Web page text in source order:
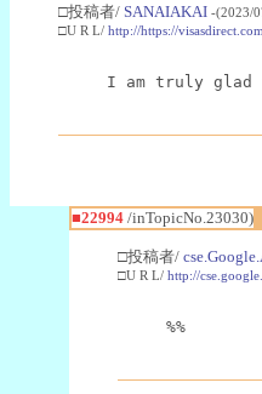
□投稿者/ SANAIAKAI -(2023/
□U R L/ http://https://
I am truly glad
■22994/inTopicNo.23030)
□投稿者/
□U R L/ http://
%%